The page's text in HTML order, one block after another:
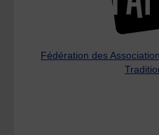
Fédération des